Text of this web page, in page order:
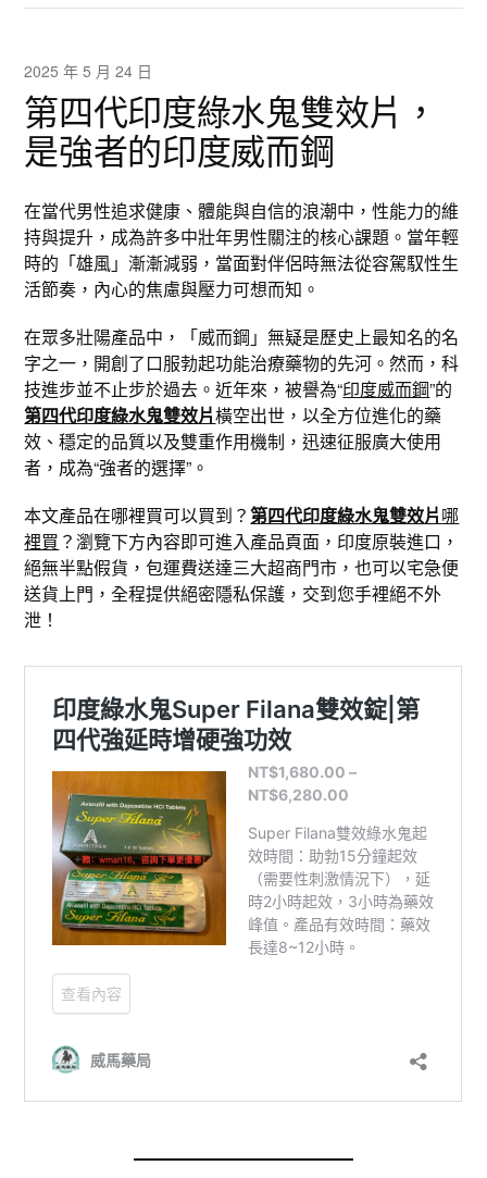
2025 年 5 月 24 日
第四代印度綠水鬼雙效片，
是強者的印度威而鋼
在當代男性追求健康、體能與自信的浪潮中，性能力的維
持與提升，成為許多中壯年男性關注的核心課題。當年輕
時的「雄風」漸漸減弱，當面對伴侶時無法從容駕馭性生
活節奏，內心的焦慮與壓力可想而知。
在眾多壯陽產品中，「威而鋼」無疑是歷史上最知名的名
字之一，開創了口服勃起功能治療藥物的先河。然而，科
技進步並不止步於過去。近年來，被譽為“印度威而鋼”的
第四代印度綠水鬼雙效片橫空出世，以全方位進化的藥
效、穩定的品質以及雙重作用機制，迅速征服廣大使用
者，成為“強者的選擇”。
本文產品在哪裡買可以買到？第四代印度綠水鬼雙效片哪
裡買 ？瀏覽下方內容即可進入產品頁面，印度原裝進口，
絕無半點假貨，包運費送達三大超商門市，也可以宅急便
送貨上門，全程提供絕密隱私保護，交到您手裡絕不外
泄！